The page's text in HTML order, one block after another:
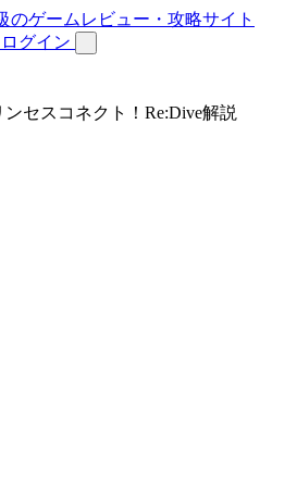
ログイン
セスコネクト！Re:Dive解説